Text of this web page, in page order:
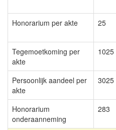
Honorarium per akte
25
Tegemoetkoming per
akte
1025
Persoonlijk aandeel per
akte
3025
Honorarium
onderaanneming
283